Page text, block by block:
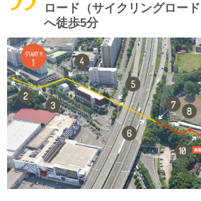
ロード（サイクリングロー
へ徒歩5分